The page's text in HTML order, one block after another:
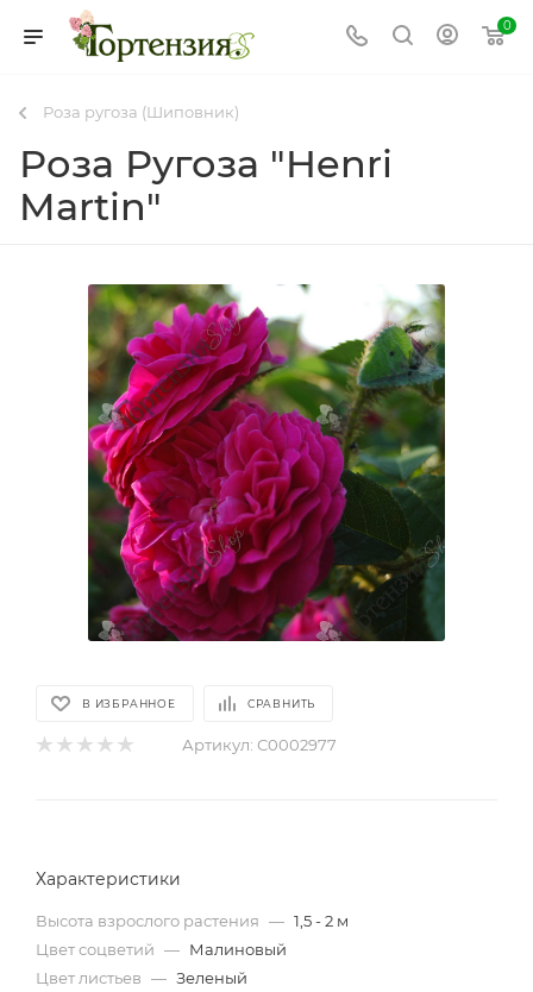
0
Роза ругоза (Шиповник)
Роза Ругоза "Henri
Martin"
В ИЗБРАННОЕ СРАВНИТЬ
Артикул: С0002977
Характеристики
Высота взрослого растения — 1,5 - 2 м
Цвет соцветий — Малиновый
Цвет листьев — Зеленый